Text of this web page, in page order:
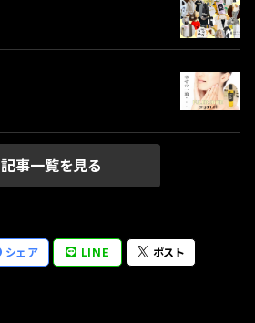
記事一覧を見る
シェア LINE ポスト